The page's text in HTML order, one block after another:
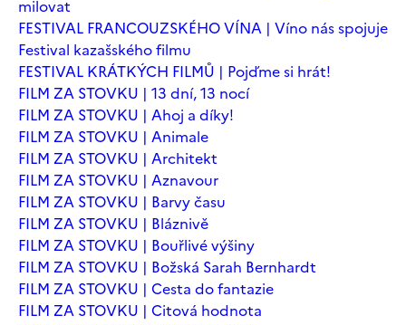
milovat
FESTIVAL FRANCOUZSKÉHO VÍNA | Víno nás spojuje
Festival kazašského filmu
FESTIVAL KRÁTKÝCH FILMŮ | Pojďme si hrát!
FILM ZA STOVKU | 13 dní, 13 nocí
FILM ZA STOVKU | Ahoj a díky!
FILM ZA STOVKU | Animale
FILM ZA STOVKU | Architekt
FILM ZA STOVKU | Aznavour
FILM ZA STOVKU | Barvy času
FILM ZA STOVKU | Bláznivě
FILM ZA STOVKU | Bouřlivé výšiny
FILM ZA STOVKU | Božská Sarah Bernhardt
FILM ZA STOVKU | Cesta do fantazie
FILM ZA STOVKU | Citová hodnota